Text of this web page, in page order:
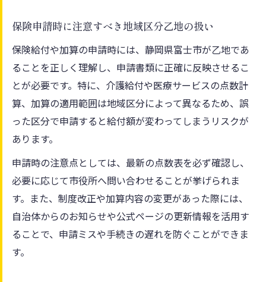
保険申請時に注意すべき地域区分乙地の扱い
保険給付や加算の申請時には、静岡県富士市が乙地であ
ることを正しく理解し、申請書類に正確に反映させるこ
とが必要です。特に、介護給付や医療サービスの点数計
算、加算の適用範囲は地域区分によって異なるため、誤
った区分で申請すると給付額が変わってしまうリスクが
あります。
申請時の注意点としては、最新の点数表を必ず確認し、
必要に応じて市役所へ問い合わせることが挙げられま
す。また、制度改正や加算内容の変更があった際には、
自治体からのお知らせや公式ページの更新情報を活用す
ることで、申請ミスや手続きの遅れを防ぐことができま
す。